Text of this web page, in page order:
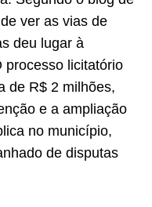
ver as vias de
deu lugar à
processo licitatório
de R$ 2 milhões,
e a ampliação
no município,
de disputas